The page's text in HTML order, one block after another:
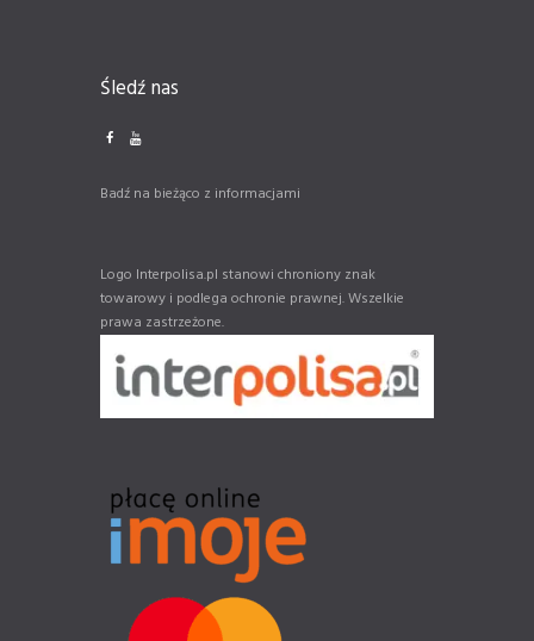
Śledź nas
Badź na bieżąco z informacjami
Logo Interpolisa.pl stanowi chroniony znak
towarowy i podlega ochronie prawnej. Wszelkie
prawa zastrzeżone.